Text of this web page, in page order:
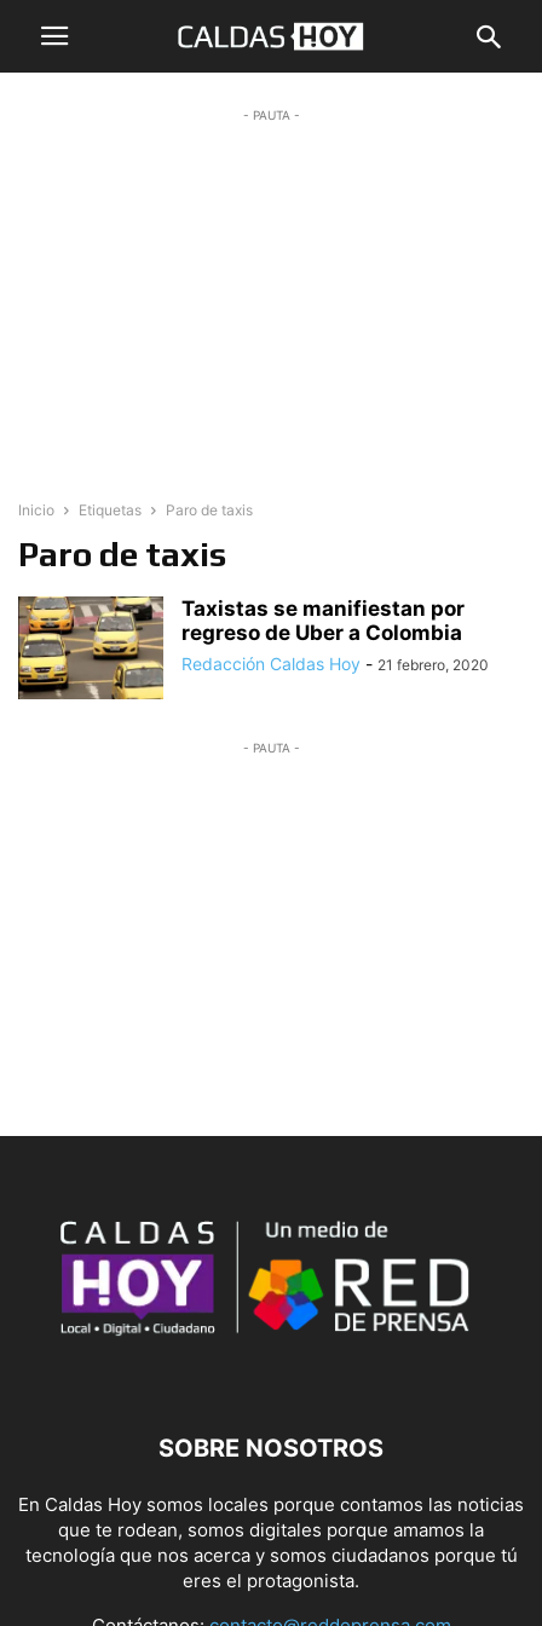
- PAUTA -
Inicio Etiquetas Paro de taxis
Paro de taxis
Taxistas se manifiestan por
regreso de Uber a Colombia
Redacción Caldas Hoy - 21 febrero, 2020
- PAUTA -
SOBRE NOSOTROS
En Caldas Hoy somos locales porque contamos las noticias
que te rodean, somos digitales porque amamos la
tecnología que nos acerca y somos ciudadanos porque tú
eres el protagonista.